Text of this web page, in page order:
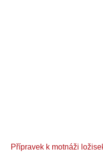
Přípravek k motnáži